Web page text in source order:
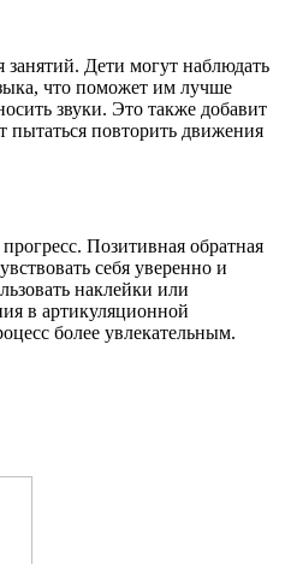
занятий. Дети могут наблюдать
что поможет им лучше
звуки. Это также добавит
пытаться повторить движения
Позитивная обратная
себя уверенно и
наклейки или
в артикуляционной
более увлекательным.